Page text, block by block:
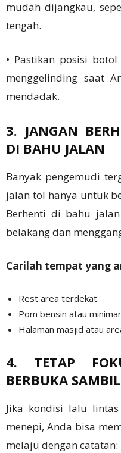
mudah dijangkau,
tengah.
• Pastikan posisi
menggelinding saat
mendadak.
3. JANGAN
DI BAHU JALAN
Banyak pengemudi
jalan tol hanya untuk
Berhenti di bahu
belakang dan
Carilah tempat yang
Rest area terdekat.
Pom bensin atau
Halaman masjid atau
4. TETAP
BERBUKA
Jika kondisi lalu
menepi, Anda bisa
melaju dengan catatan: